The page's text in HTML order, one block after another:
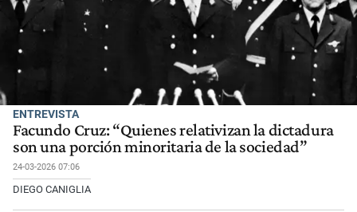
ENTREVISTA
Facundo Cruz: “Quienes relativizan la dictadura
son una porción minoritaria de la sociedad”
24-03-2026 07:06
DIEGO CANIGLIA